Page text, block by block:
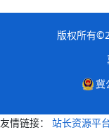
版权所有
冀
友情链接： 站长资源平